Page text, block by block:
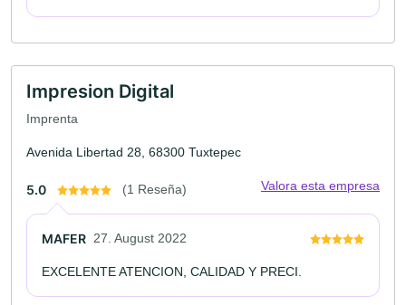
Impresion Digital
Imprenta
Avenida Libertad 28, 68300 Tuxtepec
5.0 (1 Reseña) Valora esta empresa
MAFER 27. August 2022
EXCELENTE ATENCION, CALIDAD Y PRECI.